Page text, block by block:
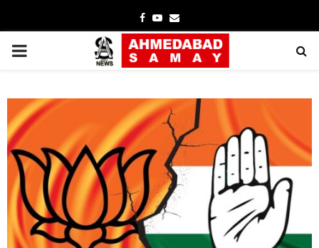
Facebook
YoutubeEmail
PRIMARY